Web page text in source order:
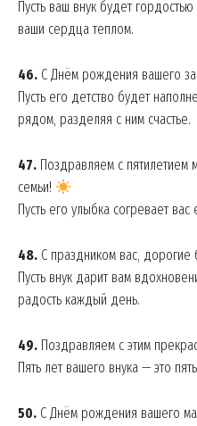
Пусть ваш внук будет
ваши сердца теплом.
46. С Днём рождения вашего
Пусть его детство будет
рядом, разделяя с ним счастье.
47. Поздравляем с пятилетием
семьи!
Пусть его улыбка согревает
48. С праздником вас,
Пусть внук дарит вам
радость каждый день.
49. Поздравляем с этим
Пять лет вашего внука — это
50. С Днём рождения вашего